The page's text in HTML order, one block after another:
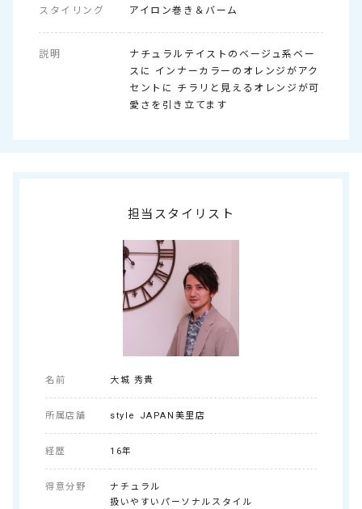
スタイリング アイロン巻き＆バーム
説明
ナチュラルテイストのベージュ系ベー
スに インナーカラーのオレンジがアク
セントに チラリと見えるオレンジが可
愛さを引き立てます
担当スタイリスト
名前 大城 秀貴
所属店舗 style JAPAN美里店
経歴 16年
得意分野
ナチュラル
扱いやすいパーソナルスタイル